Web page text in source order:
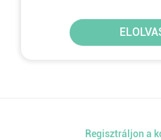
Regisztráljon a